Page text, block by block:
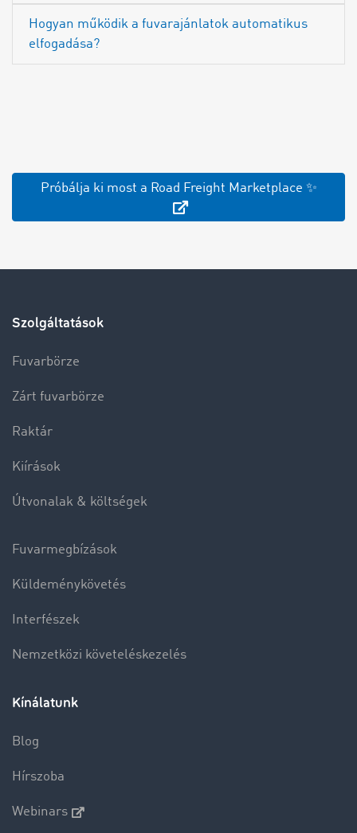
Hogyan működik a fuvarajánlatok automatikus
elfogadása?
Próbálja ki most a Road Freight Marketplace ✨
Szolgáltatások
Fuvarbörze
Zárt fuvarbörze
Raktár
Kiírások
Útvonalak & költségek
Fuvarmegbízások
Küldeménykövetés
Interfészek
Nemzetközi követeléskezelés
Kínálatunk
Blog
Hírszoba
Webinars